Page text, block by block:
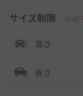
サイズ制限 ※必
高さ
長さ